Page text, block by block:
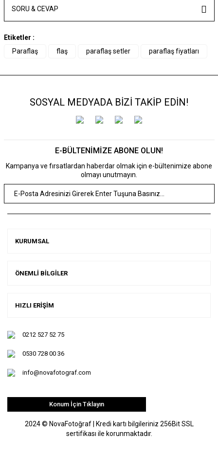
SORU & CEVAP
Etiketler :
Paraflaş
flaş paraflaş setler paraflaş fiyatları
SOSYAL MEDYADA BİZİ TAKİP EDİN!
E-BÜLTENİMİZE ABONE OLUN!
Kampanya ve fırsatlardan haberdar olmak için e-bültenimize abone
olmayı unutmayın.
KURUMSAL
ÖNEMLİ BİLGİLER
HIZLI ERİŞİM
0212 527 52 75
0530 728 00 36
info@novafotograf.com
Konum İçin Tıklayın
2024 © NovaFotoğraf | Kredi kartı bilgileriniz 256Bit SSL
sertifikası ile korunmaktadır.